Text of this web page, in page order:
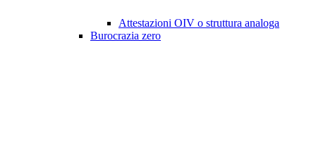
Attestazioni OIV o struttura analoga
Burocrazia zero